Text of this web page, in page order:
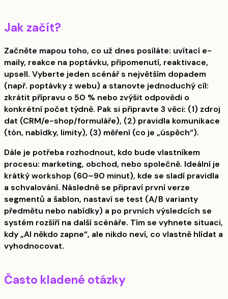
Jak začít?
Začněte mapou toho, co už dnes posíláte: uvítací e-
maily, reakce na poptávku, připomenutí, reaktivace,
upsell. Vyberte jeden scénář s největším dopadem
(např. poptávky z webu) a stanovte jednoduchý cíl:
zkrátit přípravu o 50 % nebo zvýšit odpovědi o
konkrétní počet týdně. Pak si připravte 3 věci: (1) zdroj
dat (CRM/e-shop/formuláře), (2) pravidla komunikace
(tón, nabídky, limity), (3) měření (co je „úspěch“).
Dále je potřeba rozhodnout, kdo bude vlastníkem
procesu: marketing, obchod, nebo společně. Ideální je
krátký workshop (60–90 minut), kde se sladí pravidla
a schvalování. Následně se připraví první verze
segmentů a šablon, nastaví se test (A/B varianty
předmětu nebo nabídky) a po prvních výsledcích se
systém rozšíří na další scénáře. Tím se vyhnete situaci,
kdy „AI někdo zapne“, ale nikdo neví, co vlastně hlídat a
vyhodnocovat.
Často kladené otázky